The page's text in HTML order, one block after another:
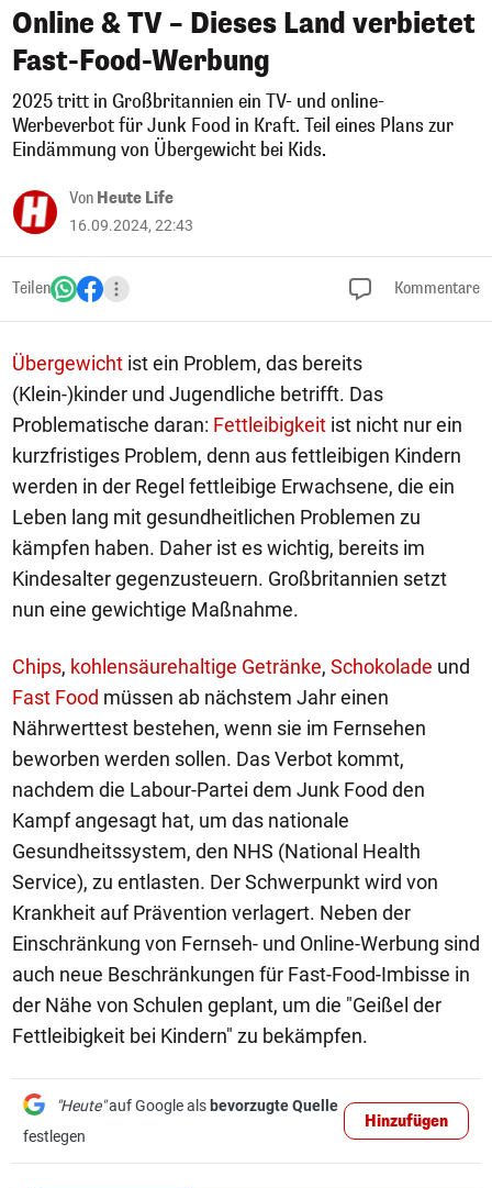
Online & TV – Dieses Land verbietet
Fast-Food-Werbung
2025 tritt in Großbritannien ein TV- und online-
Werbeverbot für Junk Food in Kraft. Teil eines Plans zur
Eindämmung von Übergewicht bei Kids.
Von Heute Life
16.09.2024, 22:43
Teilen Kommentare
Übergewicht ist ein Problem, das bereits
(Klein-)kinder und Jugendliche betrifft. Das
Problematische daran: Fettleibigkeit ist nicht nur ein
kurzfristiges Problem, denn aus fettleibigen Kindern
werden in der Regel fettleibige Erwachsene, die ein
Leben lang mit gesundheitlichen Problemen zu
kämpfen haben. Daher ist es wichtig, bereits im
Kindesalter gegenzusteuern. Großbritannien setzt
nun eine gewichtige Maßnahme.
Chips, kohlensäurehaltige Getränke, Schokolade und
Fast Food müssen ab nächstem Jahr einen
Nährwerttest bestehen, wenn sie im Fernsehen
beworben werden sollen. Das Verbot kommt,
nachdem die Labour-Partei dem Junk Food den
Kampf angesagt hat, um das nationale
Gesundheitssystem, den NHS (National Health
Service), zu entlasten. Der Schwerpunkt wird von
Krankheit auf Prävention verlagert. Neben der
Einschränkung von Fernseh- und Online-Werbung sind
auch neue Beschränkungen für Fast-Food-Imbisse in
der Nähe von Schulen geplant, um die "Geißel der
Fettleibigkeit bei Kindern" zu bekämpfen.
"Heute"auf Google als bevorzugte Quelle
festlegen
Hinzufügen